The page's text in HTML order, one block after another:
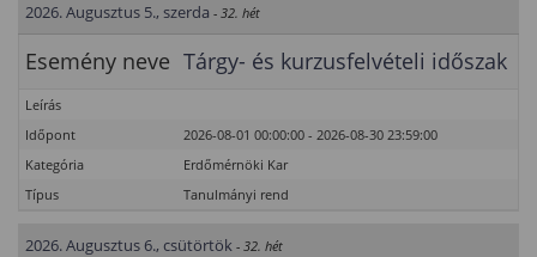
2026. Augusztus 5., szerda - 32. hét
Esemény neve Tárgy- és kurzusfelvételi időszak
Leírás
Időpont
2026-08-01 00:00:00 - 2026-08-30 23:59:00
Kategória
Erdőmérnöki Kar
Típus
Tanulmányi rend
2026. Augusztus 6., csütörtök - 32. hét